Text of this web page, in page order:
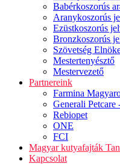
Babérkoszorús
Aranykoszorús
Ezüstkoszorús
Bronzkoszorús
Szövetség
Mestertenyésztő
Mestervezető
Partnereink
Farmina
Generali
Rebiopet
ONE
FCI
Magyar kutyafajták
Kapcsolat